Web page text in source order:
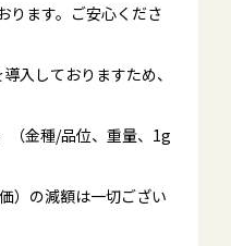
ります。ご安心くださ
入しておりますため、
（金種/品位、重量、1g
）の減額は一切ござい